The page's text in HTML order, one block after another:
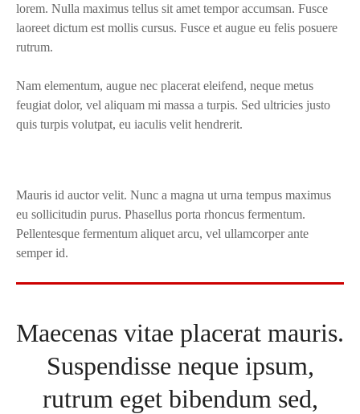
lorem. Nulla maximus tellus sit amet tempor accumsan. Fusce
laoreet dictum est mollis cursus. Fusce et augue eu felis posuere
rutrum.
Nam elementum, augue nec placerat eleifend, neque metus
feugiat dolor, vel aliquam mi massa a turpis. Sed ultricies justo
quis turpis volutpat, eu iaculis velit hendrerit.
Mauris id auctor velit. Nunc a magna ut urna tempus maximus
eu sollicitudin purus. Phasellus porta rhoncus fermentum.
Pellentesque fermentum aliquet arcu, vel ullamcorper ante
semper id.
Maecenas vitae placerat mauris.
Suspendisse neque ipsum,
rutrum eget bibendum sed,